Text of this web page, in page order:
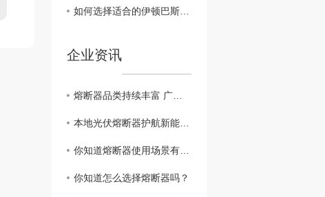
如何选择适合的伊顿巴斯曼熔断器？
企业资讯
熔断器品类持续丰富 广泛融入各类用电场景
本地光伏熔断器护航新能源绿色发展
你知道熔断器使用场景有哪些吗？
你知道怎么选择熔断器吗？